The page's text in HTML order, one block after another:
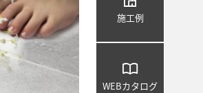
施工例
import_contacts
WEBカタログ